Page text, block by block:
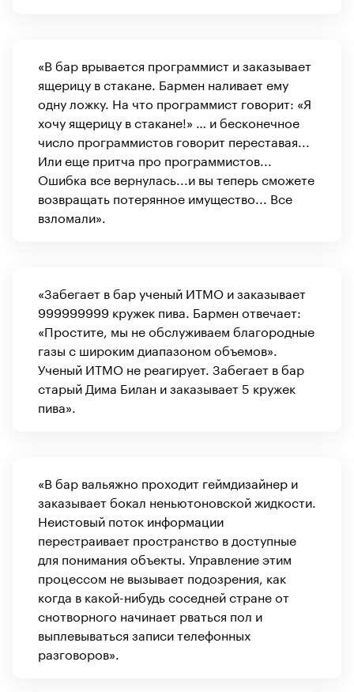
«В бар врывается программист и заказывает
ящерицу в стакане. Бармен наливает ему
одну ложку. На что программист говорит: «Я
хочу ящерицу в стакане!» … и бесконечное
число программистов говорит переставая...
Или еще притча про программистов...
Ошибка все вернулась...и вы теперь сможете
возвращать потерянное имущество... Все
взломали».
«Забегает в бар ученый ИТМО и заказывает
999999999 кружек пива. Бармен отвечает:
«Простите, мы не обслуживаем благородные
газы с широким диапазоном объемов».
Ученый ИТМО не реагирует. Забегает в бар
старый Дима Билан и заказывает 5 кружек
пива».
«В бар вальяжно проходит геймдизайнер и
заказывает бокал неньютоновской жидкости.
Неистовый поток информации
перестраивает пространство в доступные
для понимания объекты. Управление этим
процессом не вызывает подозрения, как
когда в какой-нибудь соседней стране от
снотворного начинает рваться пол и
выплевываться записи телефонных
разговоров».